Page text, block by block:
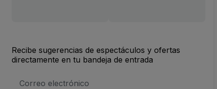
Recibe sugerencias de espectáculos y ofertas
directamente en tu bandeja de entrada
de